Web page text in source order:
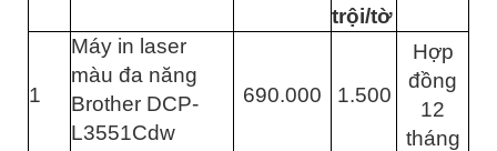
trội/tờ
1
Máy in laser
màu đa năng
Brother DCP-
L3551Cdw
690.000 1.500
Hợp
đồng
12
tháng